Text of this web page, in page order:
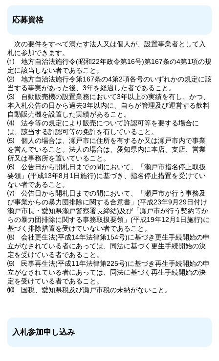
応募資格
次の要件をすべて満たす法人又は個人が、設置事業者として入
札に参加できます。
⑴ 地方自治法施行令(昭和22年政令第16号)第167条の4第1項の規
定に該当しない者であること。
⑵ 地方自治法施行令第167条の4第2項各号のいずれかの規定に該
当する事実があった後、3年を経過した者であること。
⑶ 自動販売機の設置業務において3年以上の実績を有し、かつ、
本入札公告の日から過去3年以内に、自らが管理及び運営する飲料
自動販売機を設置した実績があること。
⑷ 法令等の規定により販売について許認可等を要する場合に
は、該当する許認可等の免許を有していること。
⑸ 個人の場合は、瀬戸市に住所を有するか又は瀬戸市内で事業
を営んでいること。法人の場合は、愛知県内に本店、支店、営業
所又は事務所を置いていること。
⑹ 公告日から開札日までの間において、「瀬戸市指名停止取扱
要領」(平成13年8月1日施行)に基づき、指名停止措置を受けてい
ない者であること。
⑺ 公告日から開札日までの間において、「瀬戸市が行う事務及
び事業からの暴力団排除に関する合意書」(平成23年9月29日付け
瀬戸市長・愛知県瀬戸警察署長締結)及び「瀬戸市が行う契約等か
らの暴力団排除に関する事務取扱要領」(平成19年12月1日施行)に
基づく排除措置を受けていない者であること。
⑻ 会社更生法(平成14年法律第154号)に基づき更生手続開始の申
立がなされている者にあっては、同法に基づく更生手続開始の決
定を受けている者であること。
⑼ 民事再生法(平成11年法律第225号)に基づき再生手続開始の申
立がなされている者にあっては、同法に基づく再生手続開始の決
定を受けている者であること。
⑽ 国税、愛知県税及び瀬戸市税の未納がないこと。
入札参加申し込み